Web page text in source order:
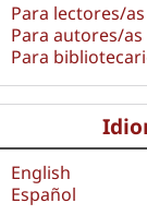
Para lectores/as
Para autores/as
Para
English
Español